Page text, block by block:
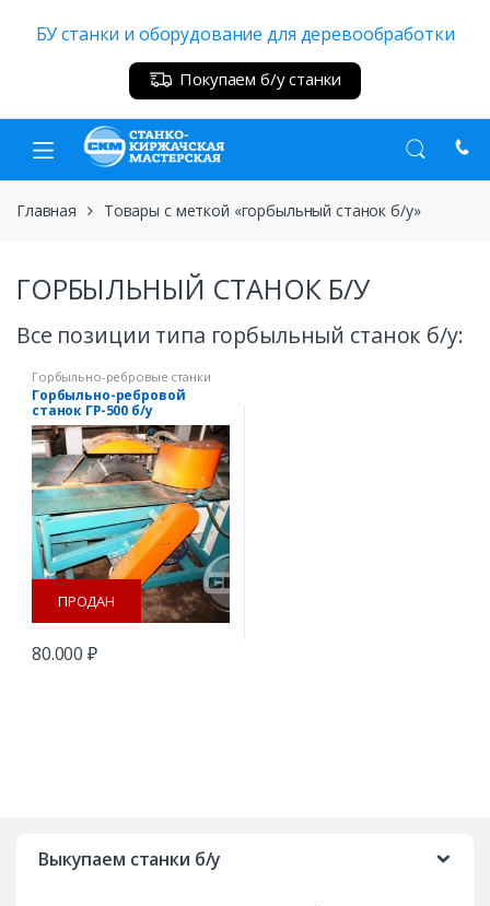
БУ станки и оборудование для деревообработки
Покупаем б/у станки
Главная Товары с меткой «горбыльный станок б/у»
ГОРБЫЛЬНЫЙ СТАНОК Б/У
Все позиции типа горбыльный станок б/у:
Горбыльно-ребровые станки
Горбыльно-ребровой
станок ГР-500 б/у
ПРОДАН
80.000₽
Выкупаем станки б/у